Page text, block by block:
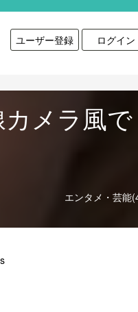
ユーザー登録 ログイン
メラ風で
エンタメ・芸能